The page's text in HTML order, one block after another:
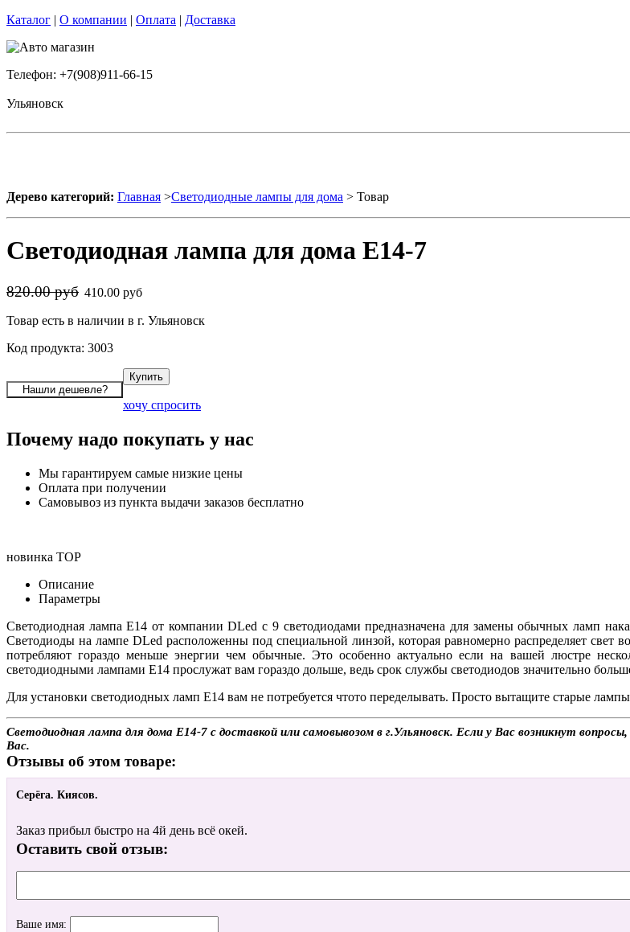
Каталог | О компании | Оплата | Доставка
Телефон: +7(908)911-66-15
Ульяновск
Дерево категорий: Главная >Светодиодные лампы для дома > Товар
Светодиодная лампа для дома E14-7
820.00 руб 410.00 руб
Товар есть в наличии в г. Ульяновск
Код продукта: 3003
хочу спросить
Почему надо покупать у нас
Мы гарантируем самые низкие цены
Оплата при получении
Самовывоз из пункта выдачи заказов бесплатно
новинка TOP
Описание
Параметры
Светодиодная лампа E14 от компании DLed с 9 светодиодами предназначена для замены обычных ламп
Светодиоды на лампе DLed расположенны под специальной линзой, которая равномерно распределяет свет
потребляют гораздо меньше энергии чем обычные. Это особенно актуально если на вашей люстре
светодиодными лампами E14 прослужат вам гораздо дольше, ведь срок службы светодиодов значительно
Для установки светодиодных ламп E14 вам не потребуется чтото переделывать. Просто вытащите старые
Светодиодная лампа для дома E14-7 с доставкой или самовывозом в г.Ульяновск. Если у Вас возникнут
Вас.
Отзывы об этом товаре:
Серёга. Киясов.
Заказ прибыл быстро на 4й день всё окей.
Оставить свой отзыв:
Ваше имя: